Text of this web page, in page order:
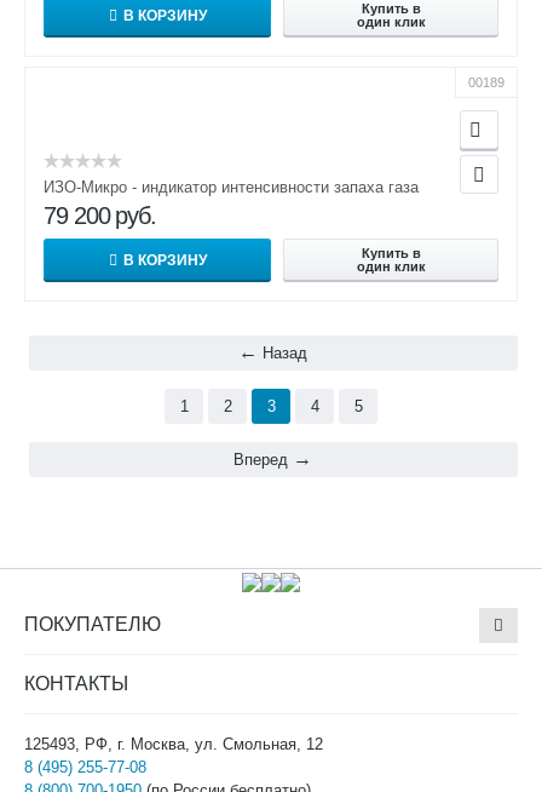
В КОРЗИНУ
Купить в
один клик
00189
ИЗО-Микро - индикатор интенсивности запаха газа
79 200 руб.
В КОРЗИНУ
Купить в
один клик
Назад
1 2 3 4 5
Вперед
ПОКУПАТЕЛЮ
КОНТАКТЫ
125493, РФ, г. Москва, ул. Смольная, 12
8 (495) 255-77-08